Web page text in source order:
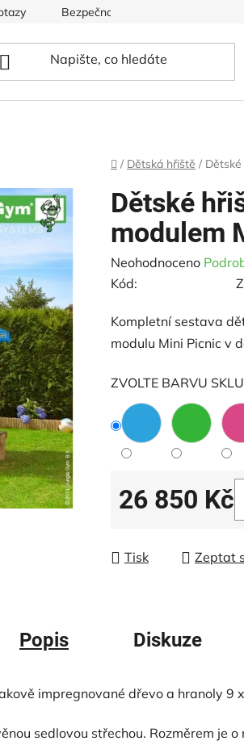
Bezpečnost hřišť
Domů
/ Dětská hřiště /
Dětské
modulem
Průměrné
hodnocení
je
0,0
5
hvězdiček.
Neohodnoceno
Kód:
Kompletní sestava
modulu Mini Picnic v
ZVOLTE BARVU
26 850 Kč
Tisk Zeptat
Popis Diskuze
impregnované dřevo a hranoly 9
sedlovou střechou. Rozměrem je